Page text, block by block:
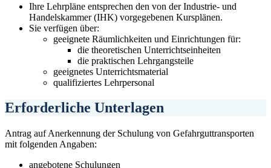
Ihre Lehrpläne entsprechen den von der Industrie- und
Handelskammer (IHK) vorgegebenen Kursplänen.
Sie verfügen über:
geeignete Räumlichkeiten und Einrichtungen für:
die theoretischen Unterrichtseinheiten
die praktischen Lehrgangsteile
geeignetes Unterrichtsmaterial
qualifiziertes Lehrpersonal
Erforderliche Unterlagen
Antrag auf Anerkennung der Schulung von Gefahrguttransporten
mit folgenden Angaben:
angebotene Schulungen